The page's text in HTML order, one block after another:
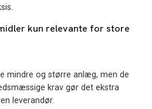
kun relevante for store
mindre og større anlæg, men de
krav gør det ekstra
leverandør.